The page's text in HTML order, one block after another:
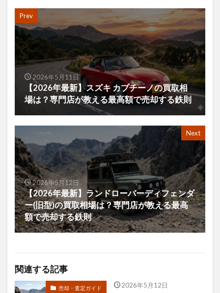
Prev
2026年5月11日
【2026年最新】スズキ カプチーノの買取相
場は？専門店が教える最高額で売却する鉄則
Next
2026年5月12日
【2026年最新】ランドローバーディフェンダ
ー(旧型)の買取相場は？専門店が教える最高
額で売却する鉄則
関連する記事
売却・査定ガイド 2026年5月12日